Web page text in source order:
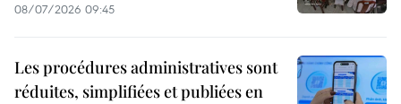
08/07/2026 09:45
Les procédures administratives sont
réduites, simplifiées et publiées en